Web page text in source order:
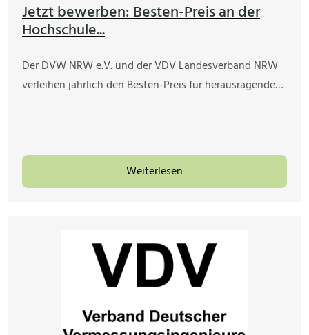
Jetzt bewerben: Besten-Preis an der
Hochschule...
Der DVW NRW e.V. und der VDV Landesverband NRW
verleihen jährlich den Besten-Preis für herausragende…
Weiterlesen